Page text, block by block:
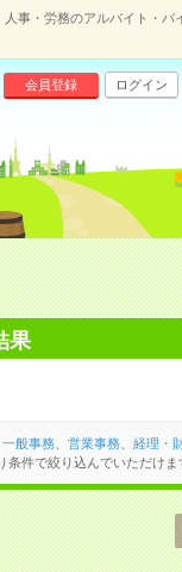
事・労務のアルバイト・バ
会員登録 ログイン
果
一般事務、 営業事務、 経理・
条件で絞り込んでいただけま